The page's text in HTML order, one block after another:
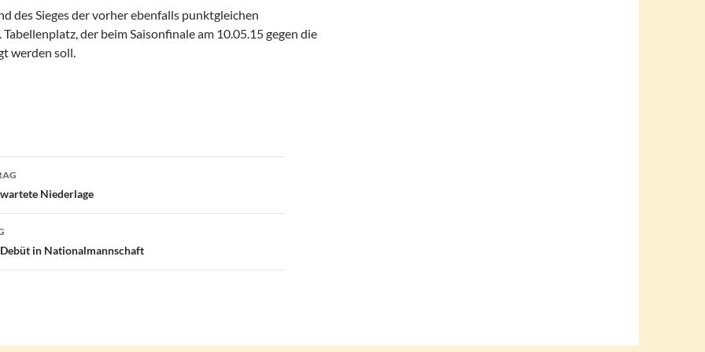
des Sieges der vorher ebenfalls punktgleichen
der beim Saisonfinale am 10.05.15 gegen die
werden soll.
Niederlage
in Nationalmannschaft